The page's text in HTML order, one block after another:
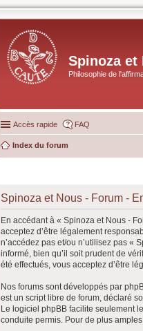
Spinoza et
Philosophie de
Accès rapide FAQ
Index du forum
Spinoza et Nous - Forum -
En accédant à « Spinoza et Nous -
acceptez d’être légalement
n’accédez pas et/ou n’utilisez pas «
informé, bien qu’il soit prudent de
été effectués, vous acceptez d’être
Nos forums sont développés par
est un script libre de forum, déclaré
Le logiciel phpBB facilite seulement
conduite permis. Pour de plus